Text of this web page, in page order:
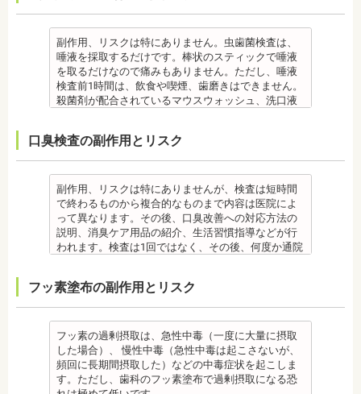
・虫歯や歯周炎が発生すると一旦、装置を取り外し
て歯科医院で治療をする場合もあります。
・患者様が、取り外しできる矯正装置や補助装置の
装着時間を守っていなかったり、定期的な来院がで
きなかったりした場合は、治療期間が延びる可能性
があります。
・特殊な噛み合わせ、骨の硬さ、歯のかたちの場合
癖が改善されない場合は、治療期間が延びることが
療」を終えて歯並びが改善されても、まだ歯が元の
位置に戻ろうとする傾向があるため、一定期間動か
した歯を正しい位置にとどめておく保定が必要で
す。歯の位置が安定するまでの保定期間には個人差
があるので、治療後も歯科医師の指示を守ってくだ
さい。
先生
日本大学歯学部口腔外科第２講座大学院卒業
歯学博士（口腔外科学）
日本大学歯学部非常勤講師
社会福祉法人富士白苑理事
・個人差があり、かなりのストレスを受ける患者さ
んもいます。
・矯正中は、器具を装着するため、食べかすが詰ま
りやすく虫歯、歯周病を招きやすくなります。（矯
正器具をつけている箇所の虫歯治療は、基本的に矯
正終了まで治療できません。）
・虫歯や歯周炎が発生すると一旦、装置を取り外し
装着時間を守っていなかったり、定期的な来院がで
きなかった場合は、治療期間が延びる場合がありま
す。
・特殊な噛み合わせ、骨の硬さ、歯のかたちの場合
は、治療期間が長くなる場合があります。
・舌で歯を押す癖や、歯並びに悪影響をあたえる癖
が改善されない方は、治療期間が延びる場合があり
ます。
位置に戻ろうとする傾向があるため、一定期間動か
療後も歯科医師の指示を守ってください。
・矯正終了後に矯正箇所が元に戻る場合もありま
す。
監修医情報 医療法人社団日坂会 理事長 日坂充宏
先生
期間が長くなる場合があります。
・矯正治療では、歯肉が下がる場合（歯肉退縮）が
あります。特に切歯（せっし：上下前歯各4本）、歯
の凸凹が大きい患者様の場合、発症する事がありま
す。
・個人差により治療期間が数年かかることがありま
す。
なることもあります。
・装置が壊れることがあります。その際は歯科医院
を受診してください。
・個人差があり、かなりのストレスを受ける患者様
もいます。
・矯正中は、器具を装着するため、食べかすが詰ま
りやすく虫歯、歯周病を招きやすくなります。（矯
正器具をつけている箇所の虫歯治療は、基本的に矯
て歯科医院で治療をする場合もあります。
・患者様が、取り外しできる矯正装置や補助装置の
装着時間を守っていなかったり、定期的な来院がで
きなかった場合は、治療期間が延びる場合がありま
す。
・特殊な噛み合わせ、骨の硬さ、歯のかたちの場合
は、治療期間が長くなる場合があります。
単に取り除くことができますが、沈着したまま時間
が経過すると歯石になって歯周病を進行させてしま
います。歯科での歯石除去は、専門の機器を使用
し、歯石を取り除くことができます。
歯石を取り除けば、歯周病の治療となり歯のぐらつ
き、歯茎の出血、口臭などが改善できます。
【プロフィール】
勤務
また、エアフローは外来性の着色は落としますが、
本来の歯の色自体は白くできません。歯自体を白く
したい場合にはホワイトニングが有効です。 着色汚
れはエアフロー後に再付着することもあります。継
続的効果を得るには、定期的な施術が必要です。
エアフローは、着色を落とす審美目的として行われ
るため、健康保険の適用外となり自由診療となりま
フローを受けられない人もいます。
ウダー粒子をジェット噴射で歯に吹き付け、歯にこ
びりついた汚れを落とすことができます。
歯科で主に歯の着色やタバコのヤニ除去の用途とし
て使われていますが、歯周ポケット内の歯周病の細
菌除去にも効果があります。
監修医情報 菊地由利佳先生
日本歯科大学新潟生命歯学部卒業
副作用、リスクは特にありません。虫歯菌検査は、
唾液を採取するだけです。棒状のスティックで唾液
を取るだけなので痛みもありません。ただし、唾液
検査前1時間は、飲食や喫煙、歯磨きはできません。
殺菌剤が配合されているマウスウォッシュ、洗口液
また検査1ヶ月以内に抗生物質を使用している場合も
正確な結果が出ないことがあるので時期を延ばす場
合もあります。健康保険の適用外となり自由診療と
なります。
備考
ご自身の唾液の量、性質、虫歯の原因菌の量を知
り、虫歯予防とセルフケア強化を目的とした検査で
す。
・酸性度（酸性になる程歯が溶けやすい）
同時に確認します。
監修医情報 菊地由利佳先生
【プロフィール】
日本歯科大学新潟生命歯学部卒業
新潟大学医歯学総合病院にて研修
口臭検査の副作用とリスク
副作用、リスクは特にありませんが、検査は短時間
で終わるものから複合的なものまで内容は医院によ
って異なります。その後、口臭改善への対応方法の
説明、消臭ケア用品の紹介、生活習慣指導などが行
われます。検査は1回ではなく、その後、何度か通院
備考
口臭は、体調や病気と関わりがあることも多く、口
臭で悩んでいる場合はその関連性も合わせて検査が
必要です。また、よく食べる食べ物、ブラッシング
不足、喫煙や飲酒などが影響する場合もあるので、
原因がわかれば口臭軽減に向けて指導が行われま
す。
フッ素塗布の副作用とリスク
フッ素の過剰摂取は、急性中毒（一度に大量に摂取
した場合）、 慢性中毒（急性中毒は起こさないが、
頻回に長期間摂取した）などの中毒症状を起こしま
す。ただし、歯科のフッ素塗布で過剰摂取になる恐